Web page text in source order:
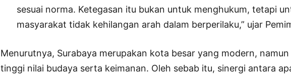
sesuai norma. Ketegasan itu bukan untuk menghukum, tetapi
masyarakat tidak kehilangan arah dalam berperilaku,” ujar
Menurutnya, Surabaya merupakan kota besar yang modern,
tinggi nilai budaya serta keimanan. Oleh sebab itu, sinergi antara